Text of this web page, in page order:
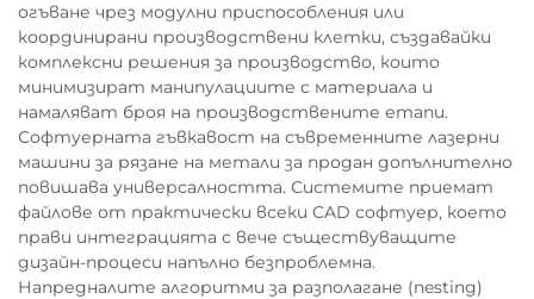
огъване чрез модулни приспособления или
координирани производствени клетки, създавайки
комплексни решения за производство, които
минимизират манипулациите с материала и
намаляват броя на производствените етапи.
Софтуерната гъвкавост на съвременните лазерни
машини за рязане на метали за продан допълнително
повишава универсалността. Системите приемат
файлове от практически всеки CAD софтуер, което
прави интеграцията с вече съществуващите
дизайн-процеси напълно безпроблемна.
Напредналите алгоритми за разполагане (nesting)